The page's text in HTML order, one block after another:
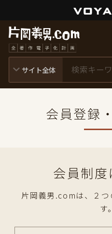
会員登録
会員制度
片岡義男.comは、２
す。